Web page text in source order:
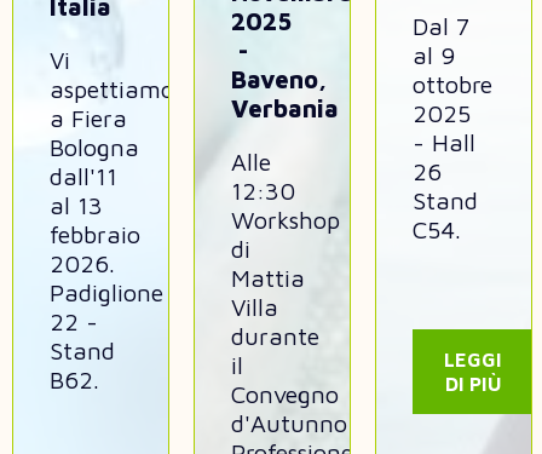
Vi
aspettiamo
a Fiera
Bologna
dall'11
al 13
febbraio
2026.
Padiglione
22 -
Stand
B62.
2025
Baveno,
Verbania
Alle
12:30
Workshop
di
Mattia
Villa
durante
il
Convegno
d'Autunno
Professione
Dal 7
al 9
ottobre
2025
- Hall
26
Stand
C54.
LEGGI
DI PIÙ